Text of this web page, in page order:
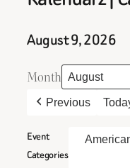
August 9, 2026
Month
Previous
Event
Categories